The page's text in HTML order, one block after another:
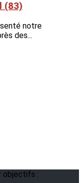
(83)
notre
des...
objectifs :